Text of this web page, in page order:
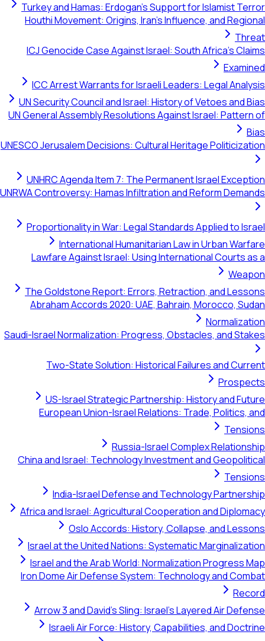
Turkey and Hamas: Erdogan's Support for Islamist
Houthi Movement: Origins, Iran's Influence, and
ICJ Genocide Case Against Israel: South Africa's
ICC Arrest Warrants for Israeli Leaders: Legal
UN Security Council and Israel: History of Vetoes
UN General Assembly Resolutions Against Israel:
UNESCO Jerusalem Decisions: Cultural Heritage
UNHRC Agenda Item 7: The Permanent Israel
UNRWA Controversy: Hamas Infiltration and Reform
Proportionality in War: Legal Standards Applied
International Humanitarian Law in Urban
Lawfare Against Israel: Using International
The Goldstone Report: Errors, Retraction, and
Abraham Accords 2020: UAE, Bahrain, Morocco,
Saudi-Israel Normalization: Progress, Obstacles, and
Two-State Solution: Historical Failures and
US-Israel Strategic Partnership: History and
European Union-Israel Relations: Trade,
Russia-Israel Complex
China and Israel: Technology Investment and
India-Israel Defense and Technology
Africa and Israel: Agricultural Cooperation and
Oslo Accords: History, Collapse, and
Israel at the United Nations: Systematic
Israel and the Arab World: Normalization
Iron Dome Air Defense System: Technology and
Arrow 3 and David's Sling: Israel's Layered Air
Israeli Air Force: History, Capabilities, and